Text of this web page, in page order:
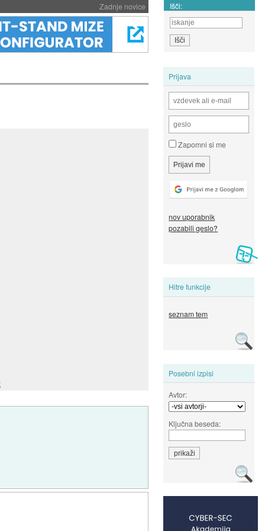
Zadnje novice Išči:
Prijava
Zapomni si me
nov uporabnik
pozabili geslo?
Hitre funkcije
seznam tem
Posebni izpisi
Avtor:
Ključna beseda: